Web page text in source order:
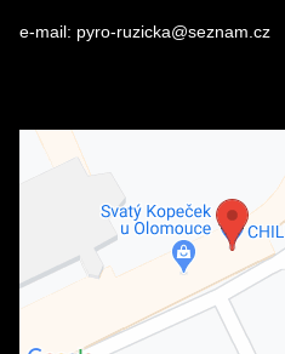
e-mail: pyro-ruzicka@seznam.cz
Externí obsah je
soukromí
Přejete si načíst
Povolit a zapamatovat -
druhem cookie: Funkční